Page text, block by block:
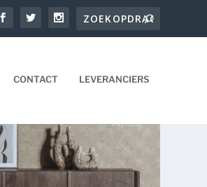
CONTACT LEVERANCIERS